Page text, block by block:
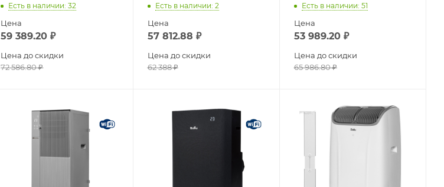
Есть в наличии: 32
Цена
59 389.20 ₽
Цена до скидки
72 586.80₽
Есть в наличии: 2
Цена
57 812.88 ₽
Цена до скидки
62 388₽
Есть в наличии: 51
Цена
53 989.20₽
Цена до скидки
65 986.80₽